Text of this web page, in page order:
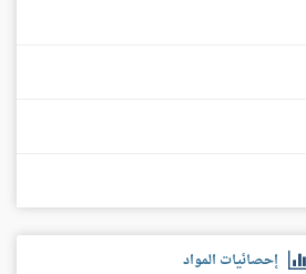
إحصائيات المواد